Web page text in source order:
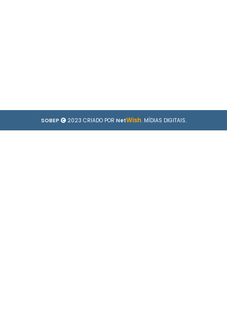
SOBEP 2023 CRIADO POR NetWish. MÍDIAS DIGITAIS.